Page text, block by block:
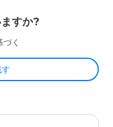
すか?
く